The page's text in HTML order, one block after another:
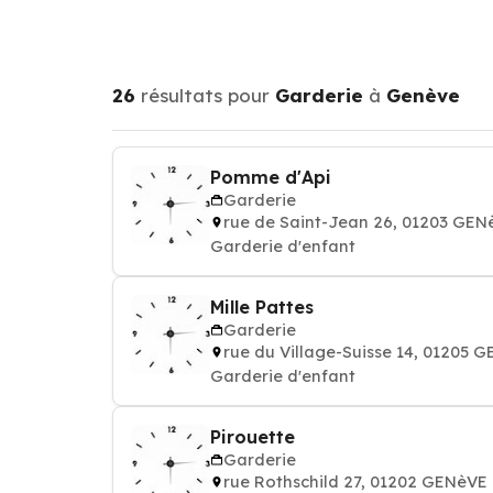
26 résultats pour Garderie à Genève
Pomme d'Api
Garderie
rue de Saint-Jean 26, 01203
Garderie d'enfant
Mille Pattes
Garderie
rue du Village-Suisse 14, 01205
Garderie d'enfant
Pirouette
Garderie
rue Rothschild 27, 01202 GENèVE